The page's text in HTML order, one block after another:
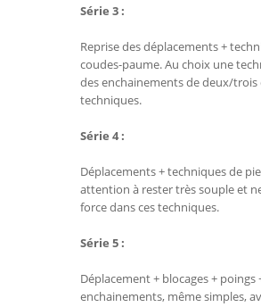
Série 3 :
Reprise des déplacements +
coudes-paume. Au choix une
des enchainements de deux/
techniques.
Série 4 :
Déplacements + techniques de
attention à rester très souple et
force dans ces techniques.
Série 5 :
Déplacement + blocages + poings
enchainements, même simples,